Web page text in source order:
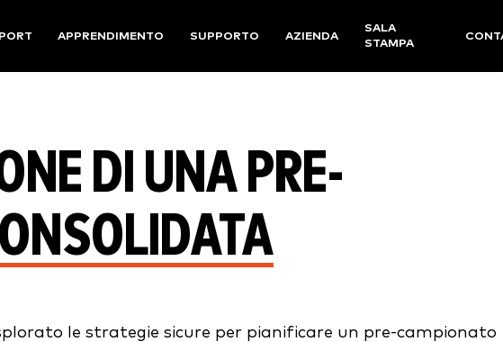
APPRENDIMENTO SUPPORTO AZIENDA
SALA
STAMPA
DI UNA PRE-
le strategie sicure per pianificare un pre-campionato